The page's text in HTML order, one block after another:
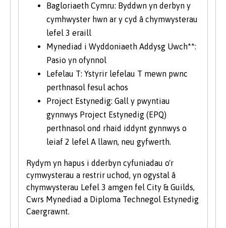
Bagloriaeth Cymru: Byddwn yn derbyn y
cymhwyster hwn ar y cyd â chymwysterau
lefel 3 eraill
Mynediad i Wyddoniaeth Addysg Uwch**:
Pasio yn ofynnol
Lefelau T: Ystyrir lefelau T mewn pwnc
perthnasol fesul achos
Project Estynedig: Gall y pwyntiau
gynnwys Project Estynedig (EPQ)
perthnasol ond rhaid iddynt gynnwys o
leiaf 2 lefel A llawn, neu gyfwerth.
Rydym yn hapus i dderbyn cyfuniadau o'r
cymwysterau a restrir uchod, yn ogystal â
chymwysterau Lefel 3 amgen fel City & Guilds,
Cwrs Mynediad a Diploma Technegol Estynedig
Caergrawnt.